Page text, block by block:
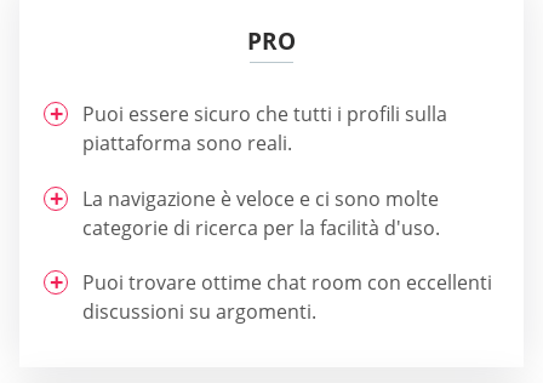
PRO
Puoi essere sicuro che tutti i profili sulla
piattaforma sono reali.
La navigazione è veloce e ci sono molte
categorie di ricerca per la facilità d'uso.
Puoi trovare ottime chat room con eccellenti
discussioni su argomenti.